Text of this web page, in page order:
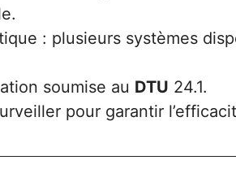
: plusieurs systèmes
soumise au DTU 24.1.
pour garantir